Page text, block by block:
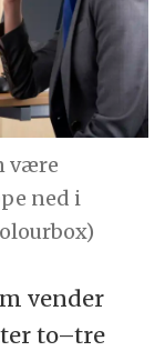
være
ned i
vender
to–tre